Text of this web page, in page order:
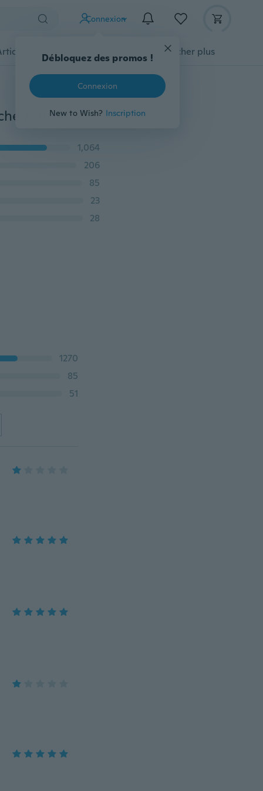
Connexion
Débloquez des promos !
Connexion
New to Wish? Inscription
pour animaux domestiques Afficher plus
Pièces de machine à coudre domestiques Pied-de-biche 7306A Pied pour fermeture à glissière invisible pour le chanteur Frère Janome Juki Toyota
1,064
206
85
23
28
1270
85
51